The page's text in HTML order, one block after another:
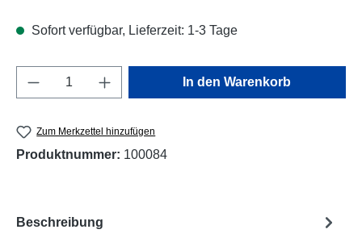
Sofort verfügbar, Lieferzeit: 1-3 Tage
Produkt Anzahl: Gib den gewünschten
In den Warenkorb
Zum Merkzettel hinzufügen
Produktnummer: 100084
Beschreibung